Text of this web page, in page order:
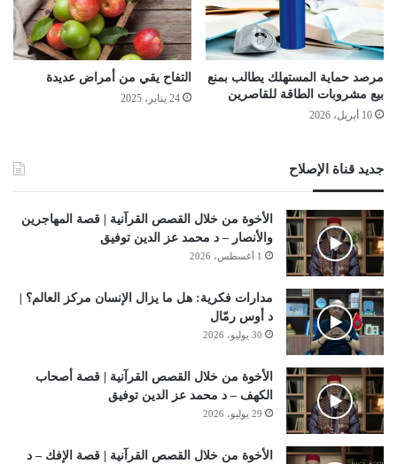
مرصد حماية المستهلك يطالب بمنع
بيع مشروبات الطاقة للقاصرين
10 أبريل، 2026
التفاح يقي من أمراض عديدة
24 يناير، 2025
جديد قناة الإصلاح
الأخوة من خلال القصص القرآنية | قصة المهاجرين
والأنصار – د محمد عز الدين توفيق
1 أغسطس، 2026
مدارات فكرية: هل ما يزال الإنسان مركز العالم؟ |
د أوس رمّال
30 يوليو، 2026
الأخوة من خلال القصص القرآنية | قصة أصحاب
الكهف – د محمد عز الدين توفيق
29 يوليو، 2026
الأخوة من خلال القصص القرآنية | قصة الإفك – د